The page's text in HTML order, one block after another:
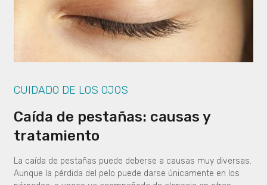
CUIDADO DE LOS OJOS
Caída de pestañas: causas y
tratamiento
La caída de pestañas puede deberse a causas muy diversas.
Aunque la pérdida del pelo puede darse únicamente en los